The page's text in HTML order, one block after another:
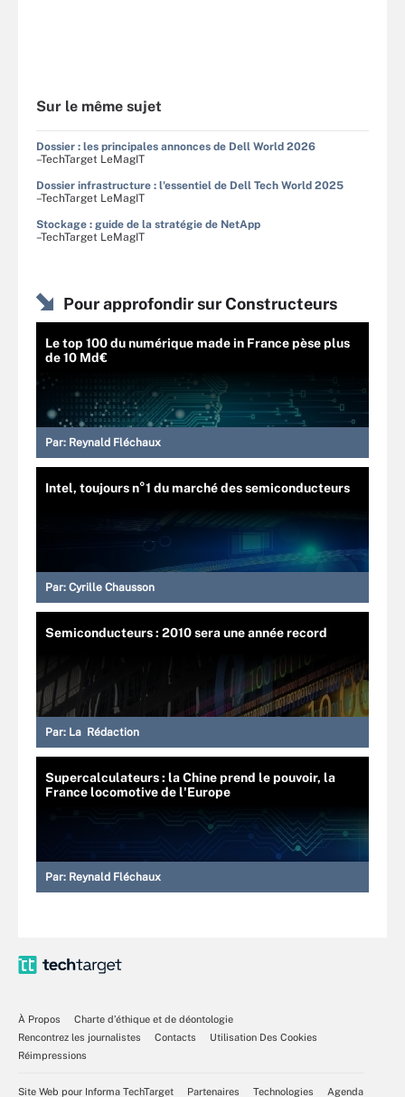
Sur le même sujet
Dossier : les principales annonces de Dell World 2026
–TechTarget LeMagIT
Dossier infrastructure : l'essentiel de Dell Tech World 2025
–TechTarget LeMagIT
Stockage : guide de la stratégie de NetApp
–TechTarget LeMagIT
Pour approfondir sur Constructeurs
Le top 100 du numérique made in France pèse plus
de 10 Md€
Par: Reynald Fléchaux
Intel, toujours n°1 du marché des semiconducteurs
Par: Cyrille Chausson
Semiconducteurs : 2010 sera une année record
Par: La Rédaction
Supercalculateurs : la Chine prend le pouvoir, la
France locomotive de l'Europe
Par: Reynald Fléchaux
À Propos
Charte d’éthique et de déontologie
Rencontrez les journalistes
Contacts
Utilisation Des Cookies
Réimpressions
Site Web pour Informa TechTarget Partenaires Technologies
Agenda